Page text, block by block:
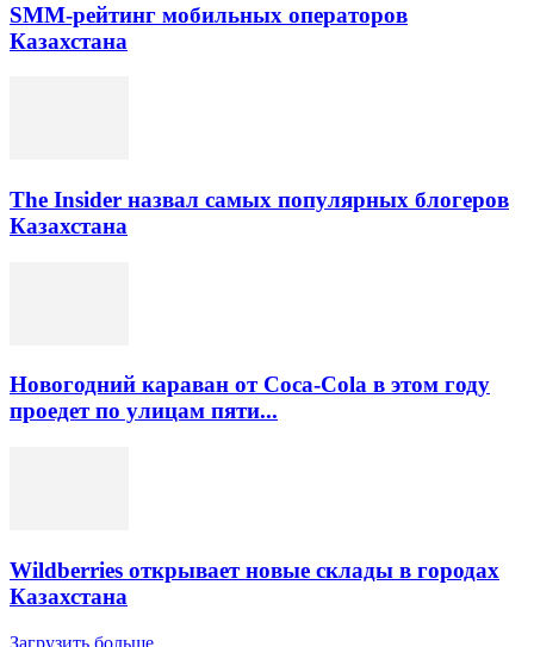
SMM-рейтинг мобильных операторов
Казахстана
The Insider назвал самых популярных блогеров
Казахстана
Новогодний караван от Coca-Cola в этом году
проедет по улицам пяти...
Wildberries открывает новые склады в городах
Казахстана
Загрузить больше